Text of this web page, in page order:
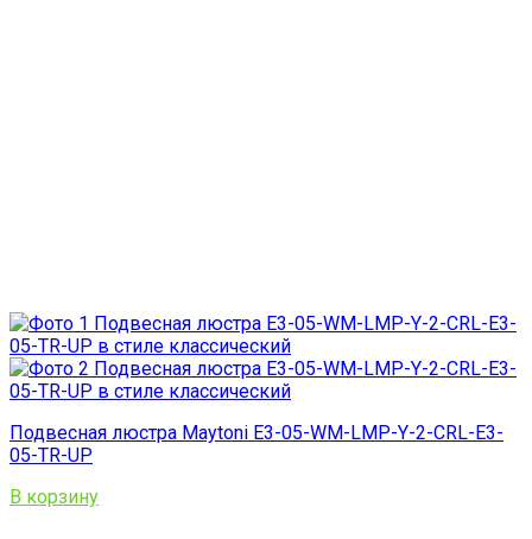
Подвесная люстра Maytoni E3-05-WM-LMP-Y-2-CRL-E3-
05-TR-UP
В корзину